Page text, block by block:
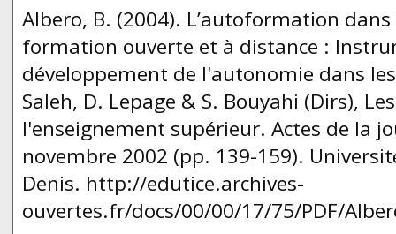
Albero, B. (2004). L’autoformation
formation ouverte et à distance :
développement de l'autonomie dans
Saleh, D. Lepage & S. Bouyahi (Dirs),
l'enseignement supérieur. Actes de la
novembre 2002 (pp. 139-159).
Denis. http://edutice.archives-
ouvertes.fr/docs/00/00/17/75/PDF/